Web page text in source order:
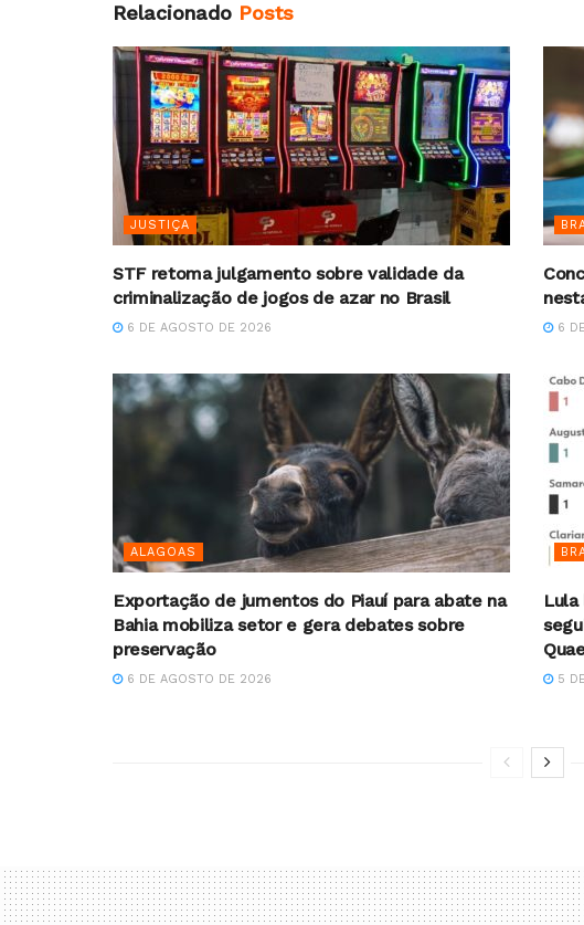
Relacionado Posts
JUSTIÇA
STF retoma julgamento sobre validade da
criminalização de jogos de azar no Brasil
6 DE AGOSTO DE 2026 6
ALAGOAS
Exportação de jumentos do Piauí para abate na
Bahia mobiliza setor e gera debates sobre
preservação
6 DE AGOSTO DE 2026 5